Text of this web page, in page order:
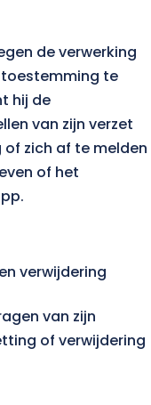
de verwerking
toestemming te
hij de
van zijn verzet
zich af te melden
of het
verwijdering
van zijn
of verwijdering